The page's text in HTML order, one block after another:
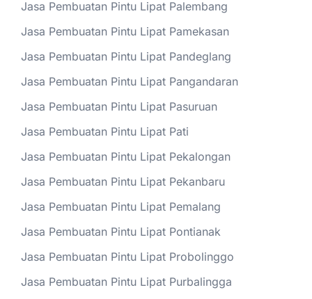
Jasa Pembuatan Pintu Lipat Palembang
Jasa Pembuatan Pintu Lipat Pamekasan
Jasa Pembuatan Pintu Lipat Pandeglang
Jasa Pembuatan Pintu Lipat Pangandaran
Jasa Pembuatan Pintu Lipat Pasuruan
Jasa Pembuatan Pintu Lipat Pati
Jasa Pembuatan Pintu Lipat Pekalongan
Jasa Pembuatan Pintu Lipat Pekanbaru
Jasa Pembuatan Pintu Lipat Pemalang
Jasa Pembuatan Pintu Lipat Pontianak
Jasa Pembuatan Pintu Lipat Probolinggo
Jasa Pembuatan Pintu Lipat Purbalingga